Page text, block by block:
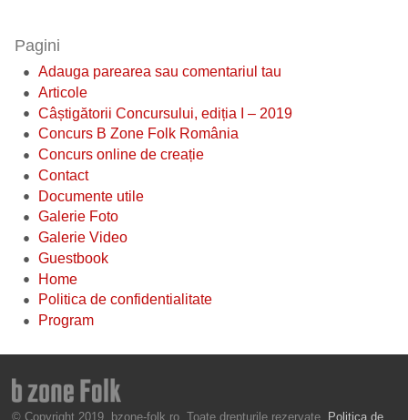
Pagini
Adauga parearea sau comentariul tau
Articole
Câștigătorii Concursului, ediția I – 2019
Concurs B Zone Folk România
Concurs online de creație
Contact
Documente utile
Galerie Foto
Galerie Video
Guestbook
Home
Politica de confidentialitate
Program
© Copyright 2019, bzone-folk.ro. Toate drepturile rezervate. Politica de